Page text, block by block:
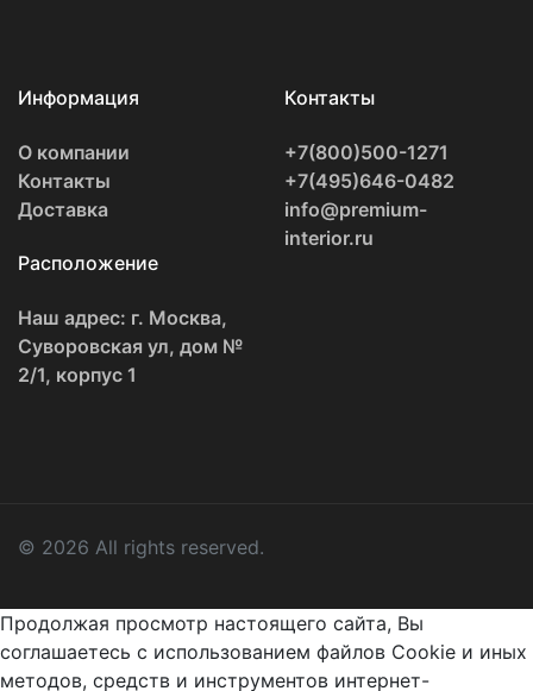
Информация
О компании
Контакты
Доставка
Контакты
+7(800)500-1271
+7(495)646-0482
info@premium-
interior.ru
Расположение
Наш адрес: г. Москва,
Суворовская ул, дом №
2/1, корпус 1
© 2026 All rights reserved.
Продолжая просмотр настоящего сайта, Вы
соглашаетесь с использованием файлов Cookie и иных
методов, средств и инструментов интернет-